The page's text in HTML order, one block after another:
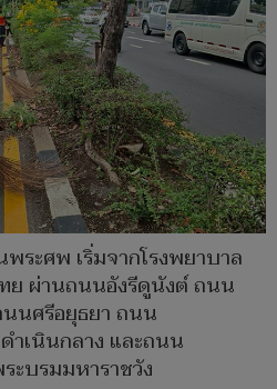
ระศพ เริ่มจากโรงพยาบาล
ย ผ่านถนนอังรีดูนังต์ ถนน
นศรีอยุธยา ถนน
ำเนินกลาง และถนน
ะบรมมหาราชวัง